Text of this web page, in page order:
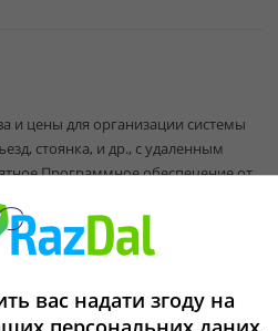
и цены для организации системы
стоянка, и др., с удаленным
Программное обеспечение от
технических и
специалистов.
статический IP .
вас надати згоду на